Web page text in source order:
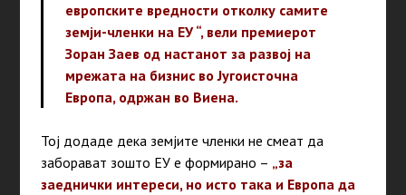
европските вредности отколку самите
земји-членки на ЕУ “, вели премиерот
Зоран Заев од настанот за развој на
мрежата на бизнис во Југоисточна
Европа, одржан во Виена.
Тој додаде дека земјите членки не смеат да
заборават зошто ЕУ е формирано – „за
заеднички интереси, но исто така и Европа да